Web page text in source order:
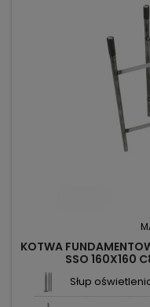
KOTWA
SSO 160X160
Słup